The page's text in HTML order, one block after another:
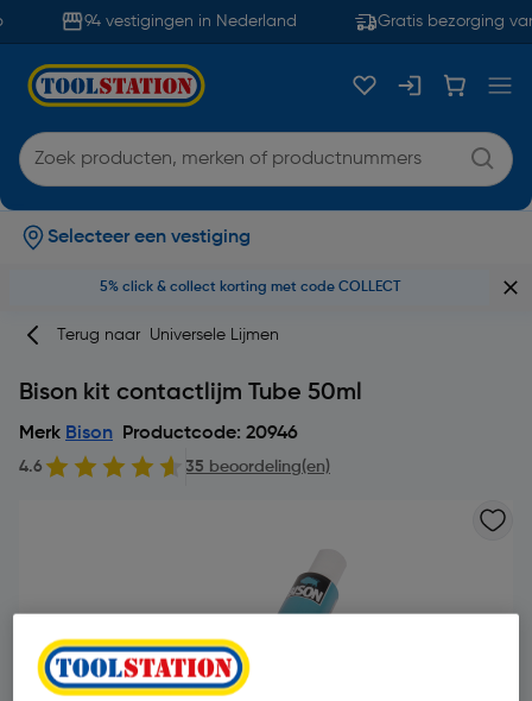
94 vestigingen in Nederland Gratis bezorging
Selecteer een vestiging
5% click & collect korting met code COLLECT
Terug naar Universele Lijmen
Bison kit contactlijm Tube 50ml
Merk Bison Productcode: 20946
4.6 35 beoordeling(en)